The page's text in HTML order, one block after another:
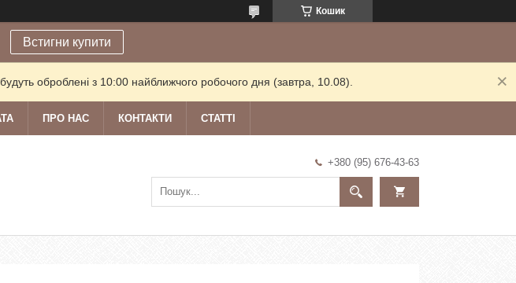
Кошик
Встигни купити
оброблені з 10:00 найближчого робочого дня (завтра, 10.08).
ПРО НАС КОНТАКТИ СТАТТІ
+380 (95) 676-43-63